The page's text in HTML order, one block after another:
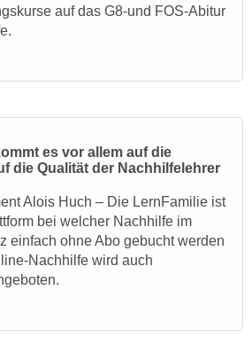
auf das G8-und FOS-Abitur
es vor allem auf die
die Qualität der Nachhilfelehrer
Alois Huch – Die LernFamilie ist
bei welcher Nachhilfe im
einfach ohne Abo gebucht werden
Nachhilfe wird auch